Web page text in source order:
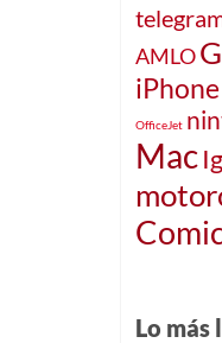
AMLO
iPhone
OfficeJet
MacIg
Lo más